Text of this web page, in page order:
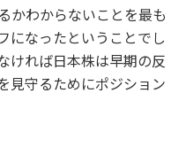
かわからないことを最も
になったということでし
ければ日本株は早期の反
見守るためにポジション